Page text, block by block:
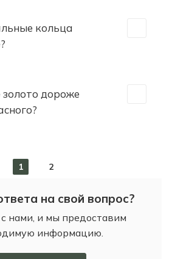
кольца
золото дороже
1 2
на свой вопрос?
нами, и мы предоставим
информацию.